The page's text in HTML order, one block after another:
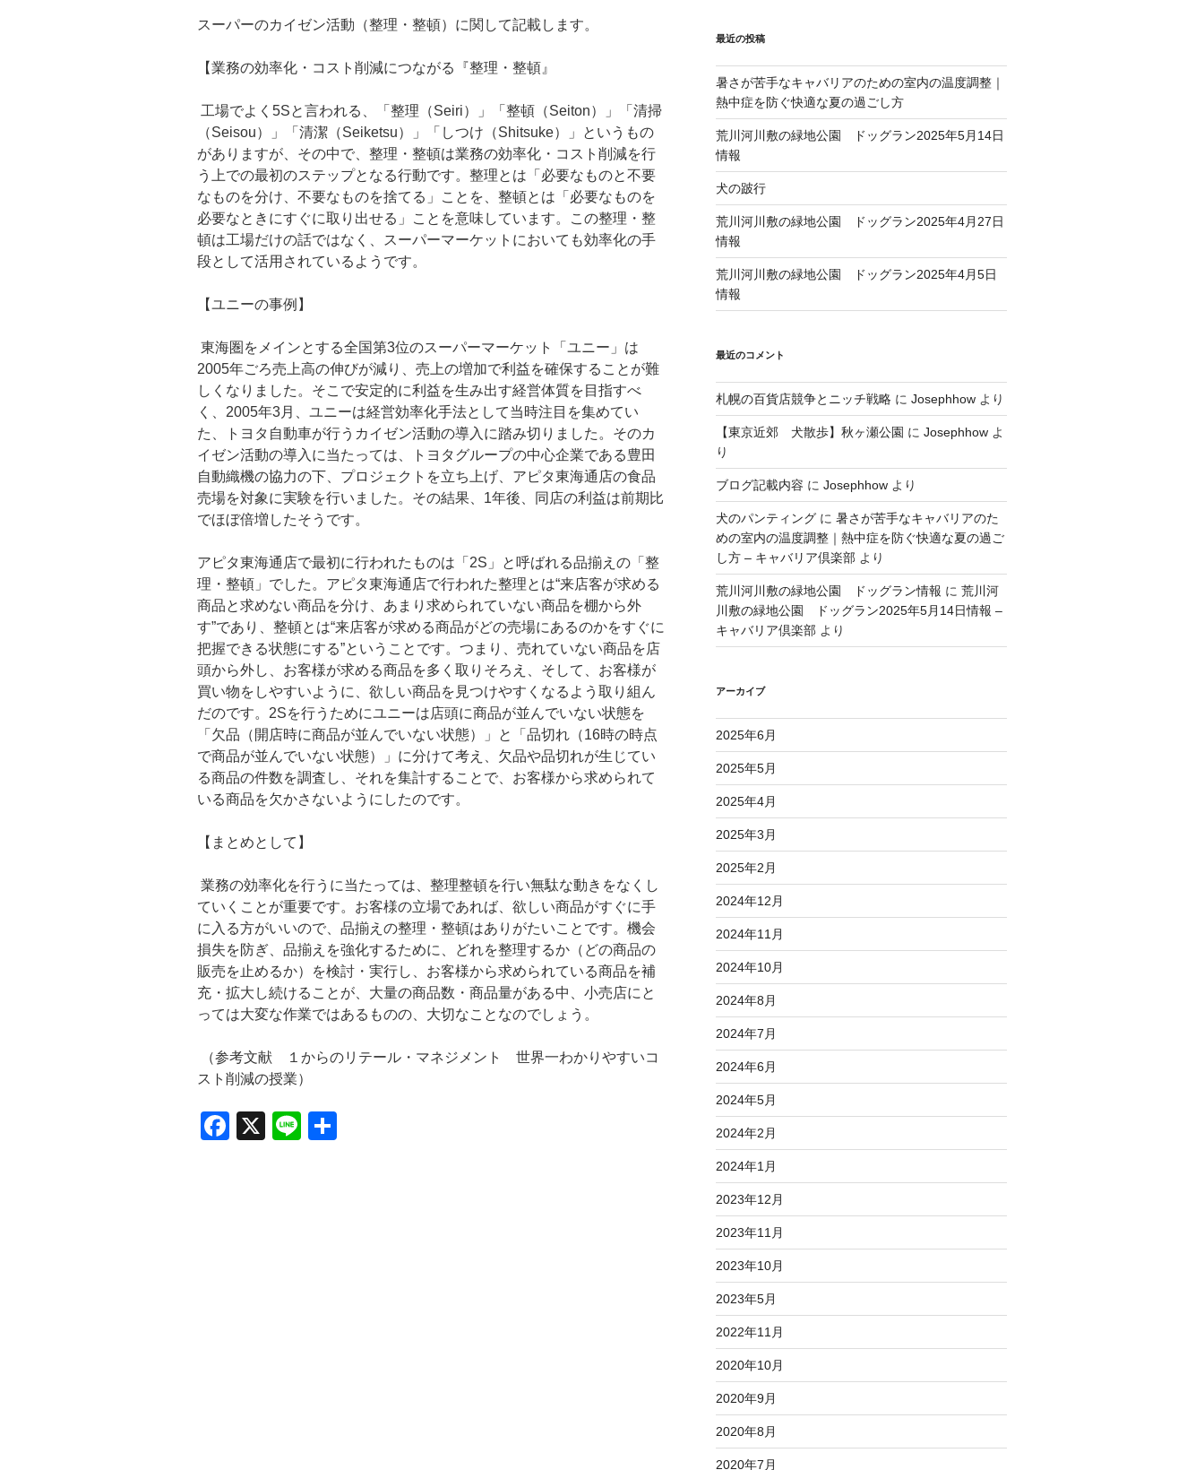
スーパーのカイゼン活動（整理・整頓）に関して記載します。
【業務の効率化・コスト削減につながる『整理・整頓』
工場でよく5Sと言われる、「整理（Seiri）」「整頓（Seiton）」「清掃
（Seisou）」「清潔（Seiketsu）」「しつけ（Shitsuke）」というもの
がありますが、その中で、整理・整頓は業務の効率化・コスト削減を行
う上での最初のステップとなる行動です。整理とは「必要なものと不要
なものを分け、不要なものを捨てる」ことを、整頓とは「必要なものを
必要なときにすぐに取り出せる」ことを意味しています。この整理・整
頓は工場だけの話ではなく、スーパーマーケットにおいても効率化の手
段として活用されているようです。
【ユニーの事例】
東海圏をメインとする全国第3位のスーパーマーケット「ユニー」は
2005年ごろ売上高の伸びが減り、売上の増加で利益を確保することが難
しくなりました。そこで安定的に利益を生み出す経営体質を目指すべ
く、2005年3月、ユニーは経営効率化手法として当時注目を集めてい
た、トヨタ自動車が行うカイゼン活動の導入に踏み切りました。そのカ
イゼン活動の導入に当たっては、トヨタグループの中心企業である豊田
自動織機の協力の下、プロジェクトを立ち上げ、アピタ東海通店の食品
売場を対象に実験を行いました。その結果、1年後、同店の利益は前期比
でほぼ倍増したそうです。
アピタ東海通店で最初に行われたものは「2S」と呼ばれる品揃えの「整
理・整頓」でした。アピタ東海通店で行われた整理とは“来店客が求める
商品と求めない商品を分け、あまり求められていない商品を棚から外
す”であり、整頓とは“来店客が求める商品がどの売場にあるのかをすぐに
把握できる状態にする”ということです。つまり、売れていない商品を店
頭から外し、お客様が求める商品を多く取りそろえ、そして、お客様が
買い物をしやすいように、欲しい商品を見つけやすくなるよう取り組ん
だのです。2Sを行うためにユニーは店頭に商品が並んでいない状態を
「欠品（開店時に商品が並んでいない状態）」と「品切れ（16時の時点
で商品が並んでいない状態）」に分けて考え、欠品や品切れが生じてい
る商品の件数を調査し、それを集計することで、お客様から求められて
いる商品を欠かさないようにしたのです。
【まとめとして】
業務の効率化を行うに当たっては、整理整頓を行い無駄な動きをなくし
ていくことが重要です。お客様の立場であれば、欲しい商品がすぐに手
に入る方がいいので、品揃えの整理・整頓はありがたいことです。機会
損失を防ぎ、品揃えを強化するために、どれを整理するか（どの商品の
販売を止めるか）を検討・実行し、お客様から求められている商品を補
充・拡大し続けることが、大量の商品数・商品量がある中、小売店にと
っては大変な作業ではあるものの、大切なことなのでしょう。
（参考文献 １からのリテール・マネジメント 世界一わかりやすいコ
スト削減の授業）
F
X
Li
最近の投稿
暑さが苦手なキャバリアのための室内の温度調整｜
熱中症を防ぐ快適な夏の過ごし方
荒川河川敷の緑地公園 ドッグラン2025年5月14日
情報
犬の跛行
荒川河川敷の緑地公園 ドッグラン2025年4月27日
情報
荒川河川敷の緑地公園 ドッグラン2025年4月5日
情報
最近のコメント
札幌の百貨店競争とニッチ戦略に Josephhowより
【東京近郊 犬散歩】秋ヶ瀬公園 に Josephhowよ
り
ブログ記載内容 に Josephhowより
犬のパンティングに 暑さが苦手なキャバリアのた
めの室内の温度調整｜熱中症を防ぐ快適な夏の過ご
し方 – キャバリア倶楽部より
荒川河川敷の緑地公園 ドッグラン情報 に 荒川河
川敷の緑地公園 ドッグラン2025年5月14日情報 –
キャバリア倶楽部より
アーカイブ
2025年6月
2025年5月
2025年4月
2025年3月
2025年2月
2024年12月
2024年11月
2024年10月
2024年8月
2024年7月
2024年6月
2024年5月
2024年2月
2024年1月
2023年12月
2023年11月
2023年10月
2023年5月
2022年11月
2020年10月
2020年9月
2020年8月
2020年7月